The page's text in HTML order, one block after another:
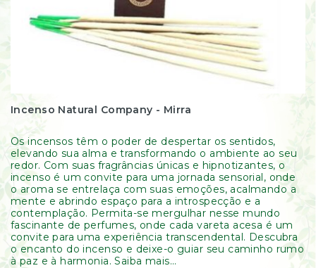
Incenso Natural Company - Mirra
Os incensos têm o poder de despertar os sentidos,
elevando sua alma e transformando o ambiente ao seu
redor. Com suas fragrâncias únicas e hipnotizantes, o
incenso é um convite para uma jornada sensorial, onde
o aroma se entrelaça com suas emoções, acalmando a
mente e abrindo espaço para a introspecção e a
contemplação. Permita-se mergulhar nesse mundo
fascinante de perfumes, onde cada vareta acesa é um
convite para uma experiência transcendental. Descubra
o encanto do incenso e deixe-o guiar seu caminho rumo
à paz e à harmonia. Saiba mais...